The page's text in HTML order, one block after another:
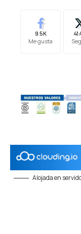
9.5K
Me gusta
Alojada en